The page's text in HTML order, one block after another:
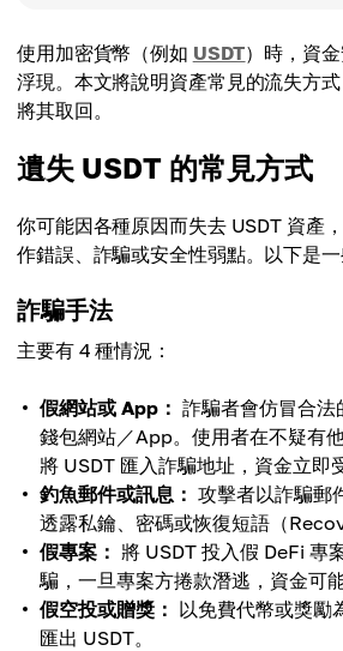
使用加密貨幣（例如 USDT）時，資
浮現。本文將說明資產常見的流失方
將其取回。
遺失 USDT 的常見方式
你可能因各種原因而失去 USDT 資產
作錯誤、詐騙或安全性弱點。以下是一
詐騙手法
主要有 4 種情況：
假網站或 App： 詐騙者會仿冒合
錢包網站／App。使用者在不疑有
將 USDT 匯入詐騙地址，資金立即
釣魚郵件或訊息： 攻擊者以詐騙郵
透露私鑰、密碼或恢復短語（
假專案： 將 USDT 投入假 DeFi 專
騙，一旦專案方捲款潛逃，資金可
假空投或贈獎： 以免費代幣或獎勵
匯出 USDT。